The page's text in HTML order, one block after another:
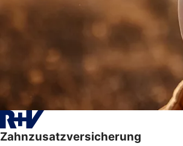
Zahnzusatzversicherung